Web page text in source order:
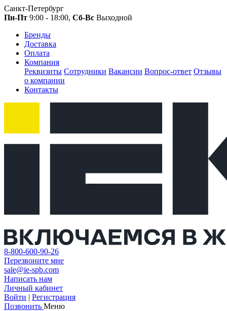
Санкт-Петербург
Пн-Пт 9:00 - 18:00, Сб-Вс Выходной
Бренды
Доставка
Оплата
Компания
Реквизиты Сотрудники Вакансии Вопрос-ответ Отзывы
о компании
Контакты
8-800-600-90-26
Перезвоните мне
sale@ie-spb.com
Написать нам
Личный кабинет
Войти | Регистрация
Позвонить Меню